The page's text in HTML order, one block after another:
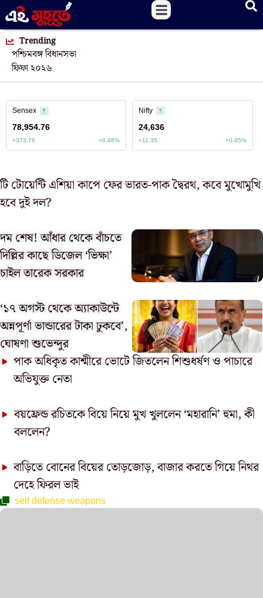
Trending
পশ্চিমবঙ্গ বিধানসভা
ফিফা ২০২৬
টি টোয়েন্টি এশিয়া কাপে ফের ভারত-পাক দ্বৈরথ, কবে মুখোমুখি
হবে দুই দল?
দম শেষ! আঁধার থেকে বাঁচতে
দিল্লির কাছে ডিজেল ‘ভিক্ষা’
চাইল তারেক সরকার
‘১৭ অগস্ট থেকে অ্যাকাউন্টে
অন্নপূর্ণা ভান্ডারের টাকা ঢুকবে’,
ঘোষণা শুভেন্দুর
পাক অধিকৃত কাশ্মীরে ভোটে জিতলেন শিশুধর্ষণ ও পাচারে
অভিযুক্ত নেতা
বয়ফ্রেন্ড রচিতকে বিয়ে নিয়ে মুখ খুললেন ‘মহারানি’ হুমা, কী
বললেন?
বাড়িতে বোনের বিয়ের তোড়জোড়, বাজার করতে গিয়ে নিথর
দেহে ফিরল ভাই
self defense weapons